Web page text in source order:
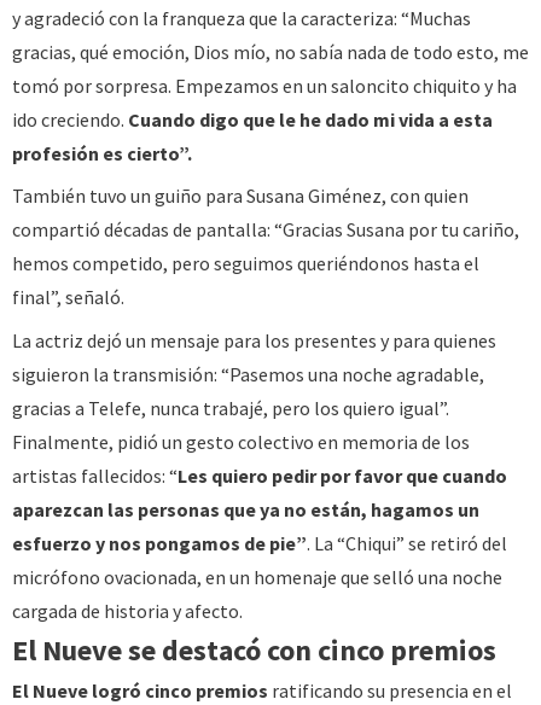
y agradeció con la franqueza que la caracteriza: “Muchas
gracias, qué emoción, Dios mío, no sabía nada de todo esto, me
tomó por sorpresa. Empezamos en un saloncito chiquito y ha
ido creciendo. Cuando digo que le he dado mi vida a esta
profesión es cierto”.
También tuvo un guiño para Susana Giménez, con quien
compartió décadas de pantalla: “Gracias Susana por tu cariño,
hemos competido, pero seguimos queriéndonos hasta el
final”, señaló.
La actriz dejó un mensaje para los presentes y para quienes
siguieron la transmisión: “Pasemos una noche agradable,
gracias a Telefe, nunca trabajé, pero los quiero igual”.
Finalmente, pidió un gesto colectivo en memoria de los
artistas fallecidos: “Les quiero pedir por favor que cuando
aparezcan las personas que ya no están, hagamos un
esfuerzo y nos pongamos de pie”. La “Chiqui” se retiró del
micrófono ovacionada, en un homenaje que selló una noche
cargada de historia y afecto.
El Nueve se destacó con cinco premios
El Nueve logró cinco premios ratificando su presencia en el